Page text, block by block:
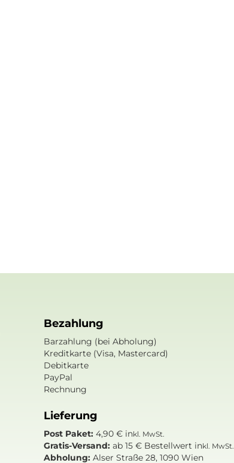
Bezahlung
Barzahlung (bei Abholung)
Kreditkarte (Visa, Mastercard)
Debitkarte
PayPal
Rechnung
Lieferung
Post Paket: 4,90 € inkl. MwSt.
Gratis-Versand: ab 15 € Bestellwert inkl. MwSt.
Abholung: Alser Straße 28, 1090 Wien